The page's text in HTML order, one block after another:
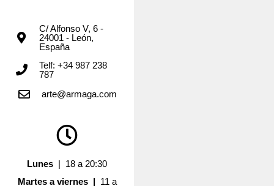
C/ Alfonso V, 6 -
24001 - León,
España
Telf: +34 987 238
787
arte@armaga.com
Lunes | 18 a 20:30
Martes a viernes | 11 a